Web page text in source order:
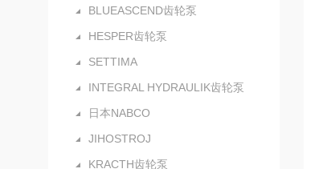
BLUEASCEND齿轮泵
HESPER齿轮泵
SETTIMA
INTEGRAL HYDRAULIK齿轮泵
日本NABCO
JIHOSTROJ
KRACTH齿轮泵